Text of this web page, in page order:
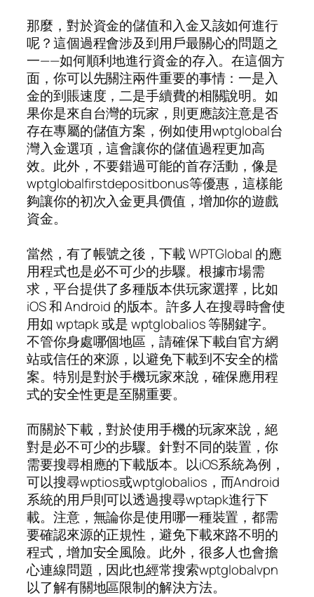
那麼，對於資金的儲值和入金又該如何進行
呢？這個過程會涉及到用戶最關心的問題之
一——如何順利地進行資金的存入。在這個方
面，你可以先關注兩件重要的事情：一是入
金的到賬速度，二是手續費的相關說明。如
果你是來自台灣的玩家，則更應該注意是否
存在專屬的儲值方案，例如使用wptglobal台
灣入金選項，這會讓你的儲值過程更加高
效。此外，不要錯過可能的首存活動，像是
wptglobalfirstdepositbonus等優惠，這樣能
夠讓你的初次入金更具價值，增加你的遊戲
資金。
當然，有了帳號之後，下載 WPTGlobal 的應
用程式也是必不可少的步驟。根據市場需
求，平台提供了多種版本供玩家選擇，比如
iOS 和 Android 的版本。許多人在搜尋時會使
用如 wptapk 或是 wptglobalios 等關鍵字。
不管你身處哪個地區，請確保下載自官方網
站或信任的來源，以避免下載到不安全的檔
案。特別是對於手機玩家來說，確保應用程
式的安全性更是至關重要。
而關於下載，對於使用手機的玩家來說，絕
對是必不可少的步驟。針對不同的裝置，你
需要搜尋相應的下載版本。以iOS系統為例，
可以搜尋wptios或wptglobalios，而Android
系統的用戶則可以透過搜尋wptapk進行下
載。注意，無論你是使用哪一種裝置，都需
要確認來源的正規性，避免下載來路不明的
程式，增加安全風險。此外，很多人也會擔
心連線問題，因此也經常搜索wptglobalvpn
以了解有關地區限制的解決方法。